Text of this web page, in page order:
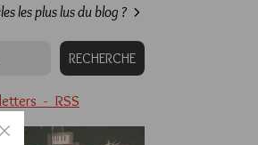
les plus lus du blog ?
- RSS